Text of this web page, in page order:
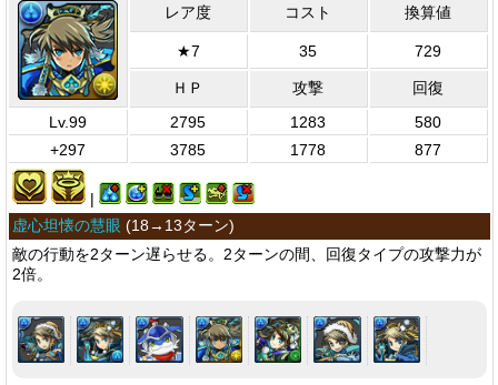
レア度 コスト 換算値
★7 35 729
ＨＰ 攻撃
回復
Lv.99
2795 1283
580
+297
3785 1778 877
|
虚心坦懐の慧眼 (18→13ターン)
敵の行動を2ターン遅らせる。2ターンの間、回復タイプの攻撃力が
2倍。